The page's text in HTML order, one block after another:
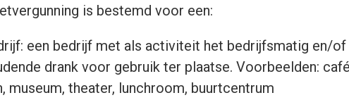
is bestemd voor een:
een bedrijf met als activiteit het bedrijfsmatig en/
drank voor gebruik ter plaatse. Voorbeelden:
museum, theater, lunchroom, buurtcentrum